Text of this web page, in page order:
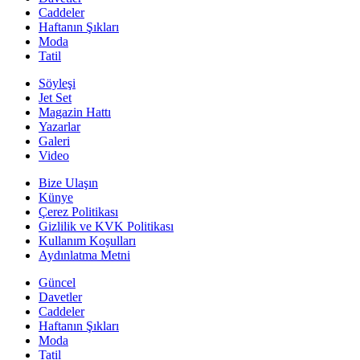
Caddeler
Haftanın Şıkları
Moda
Tatil
Söyleşi
Jet Set
Magazin Hattı
Yazarlar
Galeri
Video
Bize Ulaşın
Künye
Çerez Politikası
Gizlilik ve KVK Politikası
Kullanım Koşulları
Aydınlatma Metni
Güncel
Davetler
Caddeler
Haftanın Şıkları
Moda
Tatil